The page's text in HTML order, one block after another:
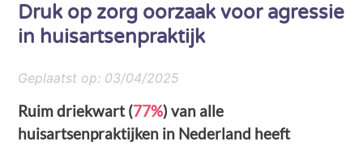
Druk op zorg oorzaak voor agressie
in huisartsenpraktijk
Geplaatst op: 03/04/2025
Ruim driekwart (77%) van alle
huisartsenpraktijken in Nederland heeft